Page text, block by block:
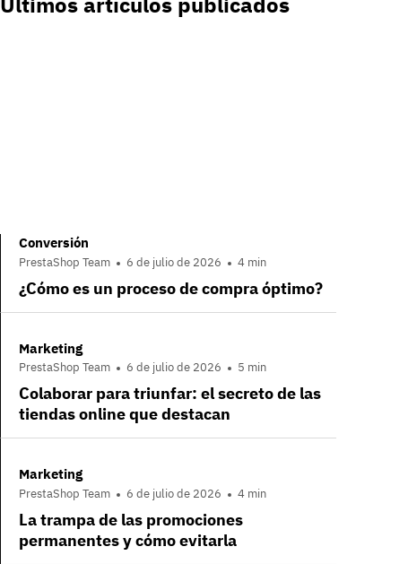
Conversión
PrestaShop Team 6 de julio de 2026 4 min
¿Cómo es un proceso de compra óptimo?
Marketing
PrestaShop Team 6 de julio de 2026 5 min
Colaborar para triunfar: el secreto de las
tiendas online que destacan
Marketing
PrestaShop Team 6 de julio de 2026 4 min
La trampa de las promociones
permanentes y cómo evitarla